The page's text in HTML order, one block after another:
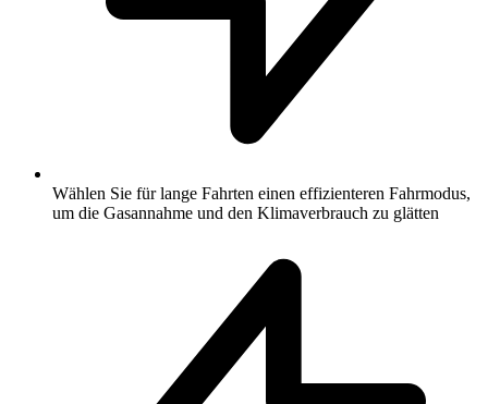
Wählen Sie für lange Fahrten einen effizienteren Fahrmodus,
um die Gasannahme und den Klimaverbrauch zu glätten